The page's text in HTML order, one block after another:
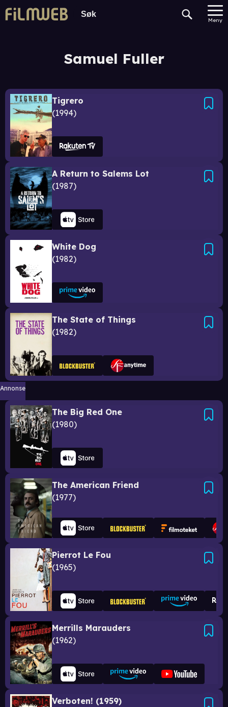
Meny
Samuel Fuller
Tigrero
1994
A Return to Salems Lot
1987
White Dog
1982
The State of Things
1982
Annonse
The Big Red One
1980
The American Friend
1977
Pierrot Le Fou
1965
Merrills Marauders
1962
Verboten! (1959)